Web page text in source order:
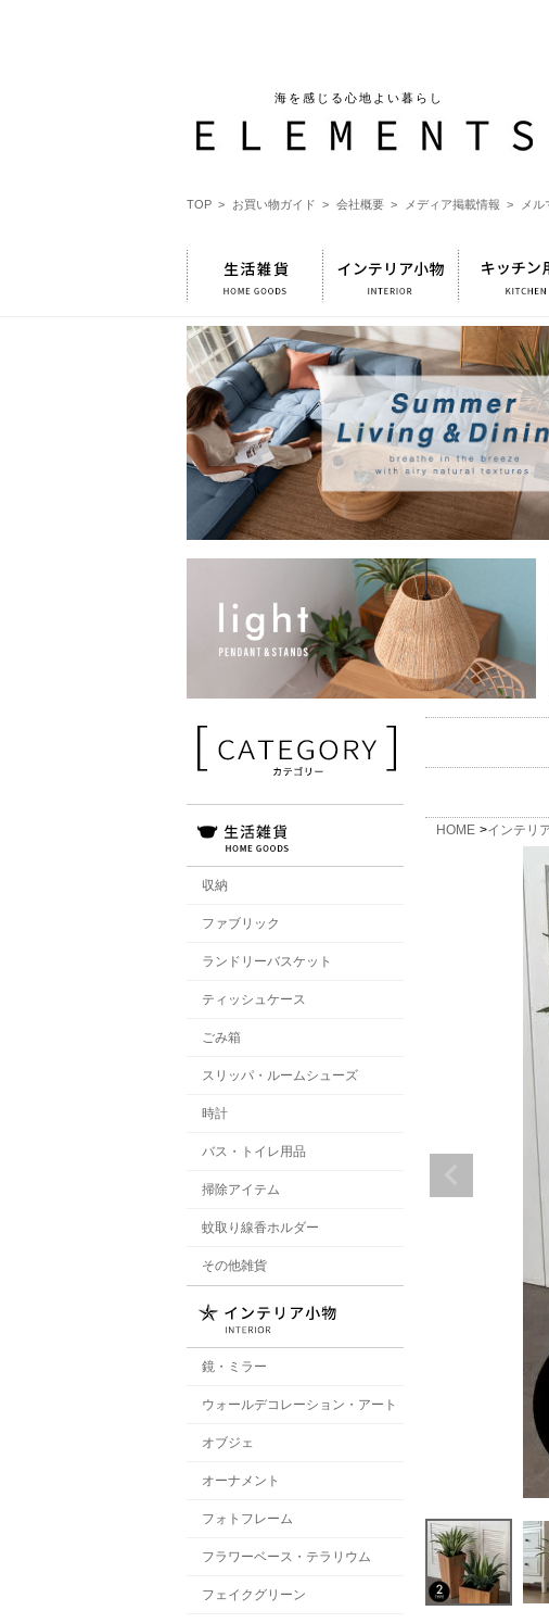
海を感じる心地よい暮らし
TOP > お買い物ガイド > 会社概要 > メディア掲載情報 > メ
収納
ファブリック
ランドリーバスケット
ティッシュケース
ごみ箱
スリッパ・ルームシューズ
時計
バス・トイレ用品
掃除アイテム
蚊取り線香ホルダー
その他雑貨
鏡・ミラー
ウォールデコレーション・アート
オブジェ
オーナメント
フォトフレーム
フラワーベース・テラリウム
フェイクグリーン
HOME インテリ